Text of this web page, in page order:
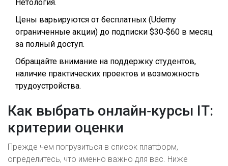
Нетология.
Цены варьируются от бесплатных (Udemy
ограниченные акции) до подписки $30‑$60 в месяц
за полный доступ.
Обращайте внимание на поддержку студентов,
наличие практических проектов и возможность
трудоустройства.
Как выбрать онлайн‑курсы IT:
критерии оценки
Прежде чем погрузиться в список платформ,
определитесь, что именно важно для вас. Ниже